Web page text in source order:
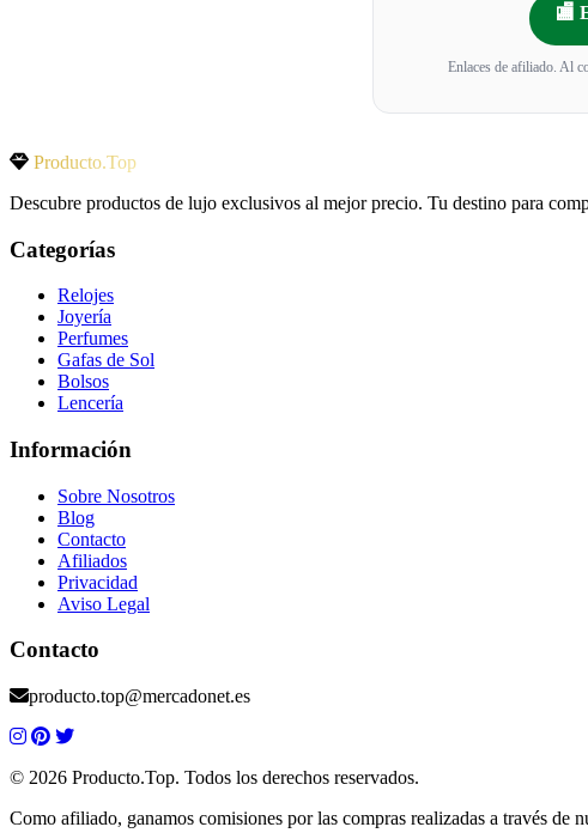
🏬
Enlaces de afiliado. Al
Producto.Top
Descubre productos de lujo exclusivos al mejor precio. Tu destino para
Categorías
Relojes
Joyería
Perfumes
Gafas de Sol
Bolsos
Lencería
Información
Sobre Nosotros
Blog
Contacto
Afiliados
Privacidad
Aviso Legal
Contacto
producto.top@mercadonet.es
© 2026 Producto.Top. Todos los derechos reservados.
Como afiliado, ganamos comisiones por las compras realizadas a través de